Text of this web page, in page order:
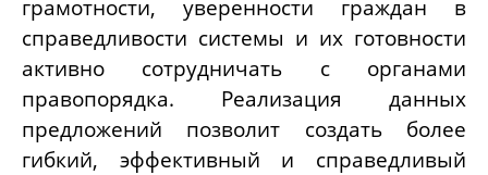
грамотности, уверенности граждан в
справедливости системы и их готовности
активно сотрудничать с органами
правопорядка. Реализация данных
предложений позволит создать более
гибкий, эффективный и справедливый